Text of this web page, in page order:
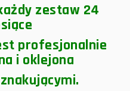
zestaw 24
profesjonalnie
i oklejona